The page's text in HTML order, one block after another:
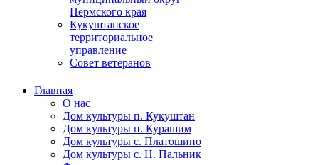
Пермского края
Кукуштанское
территориальное
управление
Совет ветеранов
Главная
О нас
Дом культуры п. Кукуштан
Дом культуры п. Курашим
Дом культуры с. Платошино
Дом культуры с. Н. Пальник